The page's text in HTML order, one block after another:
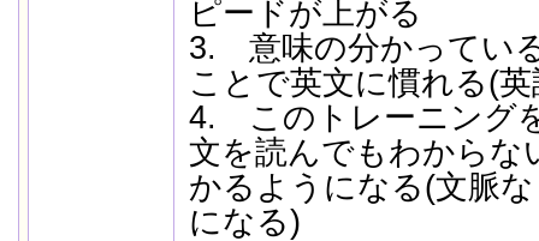
ピードが上がる
3. 意味の分かってい
ことで英文に慣れる(
4. このトレーニング
文を読んでもわからな
かるようになる(文脈
になる)